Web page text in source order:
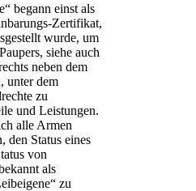
begann einst als
Zertifikat,
wurde, um
siehe auch
neben dem
unter dem
zu
und Leistungen.
alle Armen
den Status eines
von
als
zu